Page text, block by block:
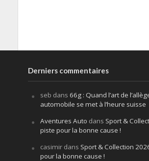
Derniers commentaires
seb dans 66g : Quand l’art de
automobile se met à l’heure suisse
Aventures Auto dans Sport &
piste pour la bonne cause !
casimirdans Sport & Collection
pour la bonne cause !